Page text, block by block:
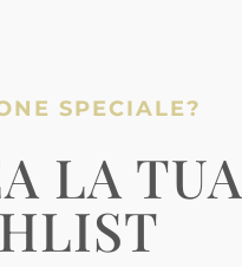
SPECIALE?
LA TUA